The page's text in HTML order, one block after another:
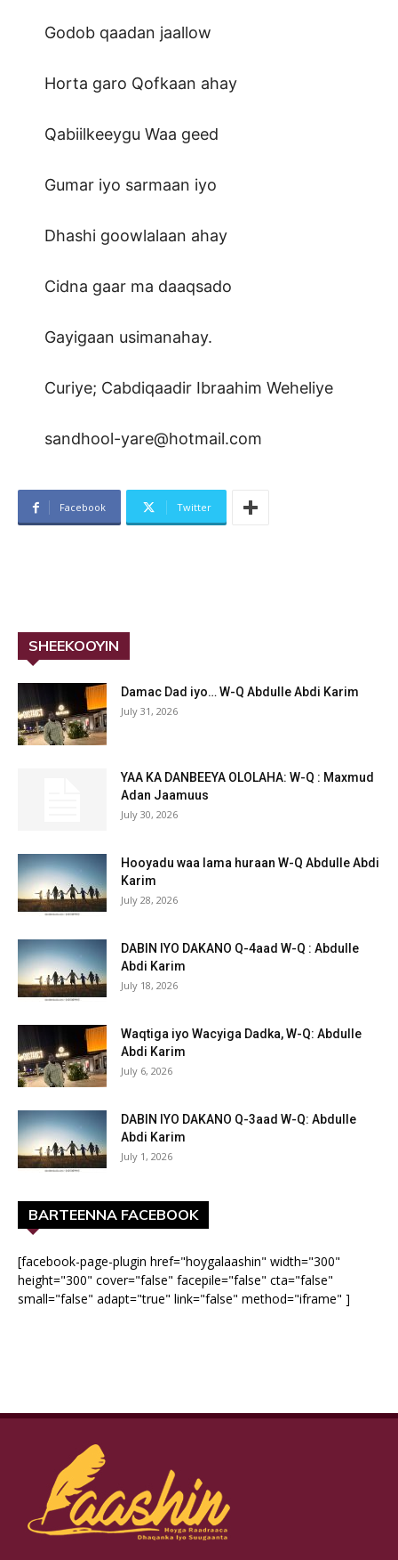
Godob qaadan jaallow
Horta garo Qofkaan ahay
Qabiilkeeygu Waa geed
Gumar iyo sarmaan iyo
Dhashi goowlalaan ahay
Cidna gaar ma daaqsado
Gayigaan usimanahay.
Curiye; Cabdiqaadir Ibraahim Weheliye
sandhool-yare@hotmail.com
Facebook Twitter
SHEEKOOYIN
Damac Dad iyo… W-Q Abdulle Abdi Karim
July 31, 2026
YAA KA DANBEEYA OLOLAHA: W-Q : Maxmud
Adan Jaamuus
July 30, 2026
Hooyadu waa lama huraan W-Q Abdulle Abdi
Karim
July 28, 2026
DABIN IYO DAKANO Q-4aad W-Q : Abdulle
Abdi Karim
July 18, 2026
Waqtiga iyo Wacyiga Dadka, W-Q: Abdulle
Abdi Karim
July 6, 2026
DABIN IYO DAKANO Q-3aad W-Q: Abdulle
Abdi Karim
July 1, 2026
BARTEENNA FACEBOOK
[facebook-page-plugin href="hoygalaashin" width="300"
height="300" cover="false" facepile="false" cta="false"
small="false" adapt="true" link="false" method="iframe" ]